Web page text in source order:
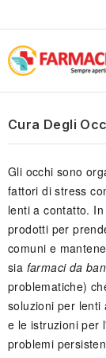
Cura Degli
Gli occhi sono
fattori di stress
lenti a contatto.
prodotti per
comuni e
sia farmaci da
problematiche)
soluzioni per lenti
e le istruzioni per
problemi